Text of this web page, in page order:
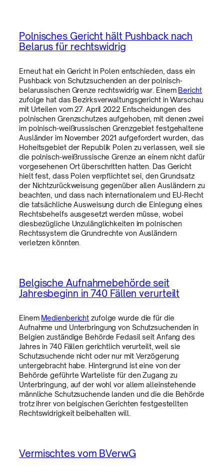
Polnisches Gericht hält Pushback nach
Belarus für rechtswidrig
Erneut hat ein Gericht in Polen entschieden, dass ein
Pushback von Schutzsuchenden an der polnisch-
belarussischen Grenze rechtswidrig war. Einem Bericht
zufolge hat das Bezirksverwaltungsgericht in Warschau
mit Urteilen vom 27. April 2022 Entscheidungen des
polnischen Grenzschutzes aufgehoben, mit denen zwei
im polnisch-weißrussischen Grenzgebiet festgehaltene
Ausländer im November 2021 aufgefordert wurden, das
Hoheitsgebiet der Republik Polen zu verlassen, weil sie
die polnisch-weißrussische Grenze an einem nicht dafür
vorgesehenen Ort überschritten hatten. Das Gericht
hielt fest, dass Polen verpflichtet sei, den Grundsatz
der Nichtzurückweisung gegenüber allen Ausländern zu
beachten, und dass nach internationalem und EU-Recht
die tatsächliche Ausweisung durch die Einlegung eines
Rechtsbehelfs ausgesetzt werden müsse, wobei
diesbezügliche Unzulänglichkeiten im polnischen
Rechtssystem die Grundrechte von Ausländern
verletzen könnten.
Belgische Aufnahmebehörde seit
Jahresbeginn in 740 Fällen verurteilt
Einem Medienbericht zufolge wurde die für die
Aufnahme und Unterbringung von Schutzsuchenden in
Belgien zuständige Behörde Fedasil seit Anfang des
Jahres in 740 Fällen gerichtlich verurteilt, weil sie
Schutzsuchende nicht oder nur mit Verzögerung
untergebracht habe. Hintergrund ist eine von der
Behörde geführte Warteliste für den Zugang zu
Unterbringung, auf der wohl vor allem alleinstehende
männliche Schutzsuchende landen und die die Behörde
trotz ihrer von belgischen Gerichten festgestellten
Rechtswidrigkeit beibehalten will.
Vermischtes vom BVerwG